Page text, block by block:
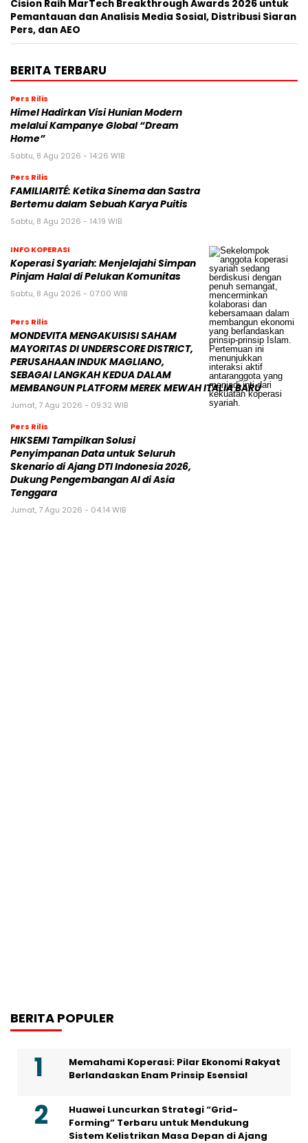
Cision Raih MarTech Breakthrough Awards 2026 untuk
Pemantauan dan Analisis Media Sosial, Distribusi Siaran
Pers, dan AEO
BERITA TERBARU
Pers Rilis
Himel Hadirkan Visi Hunian Modern
melalui Kampanye Global “Dream
Home”
Sabtu, 8 Agu 2026 - 14:26 WIB
Pers Rilis
FAMILIARITÉ: Ketika Sinema dan Sastra
Bertemu dalam Sebuah Karya Puitis
Sabtu, 8 Agu 2026 - 14:19 WIB
INFO KOPERASI
Koperasi Syariah: Menjelajahi Simpan
Pinjam Halal di Pelukan Komunitas
Sabtu, 8 Agu 2026 - 07:00 WIB
Pers Rilis
MONDEVITA MENGAKUISISI SAHAM
MAYORITAS DI UNDERSCORE DISTRICT,
PERUSAHAAN INDUK MAGLIANO,
SEBAGAI LANGKAH KEDUA DALAM
MEMBANGUN PLATFORM MEREK MEWAH ITALIA BARU
Jumat, 7 Agu 2026 - 09:32 WIB
Pers Rilis
HIKSEMI Tampilkan Solusi
Penyimpanan Data untuk Seluruh
Skenario di Ajang DTI Indonesia 2026,
Dukung Pengembangan AI di Asia
Tenggara
Jumat, 7 Agu 2026 - 04:14 WIB
BERITA POPULER
Memahami Koperasi: Pilar Ekonomi Rakyat
Berlandaskan Enam Prinsip Esensial
Huawei Luncurkan Strategi “Grid-
Forming” Terbaru untuk Mendukung
Sistem Kelistrikan Masa Depan di Ajang